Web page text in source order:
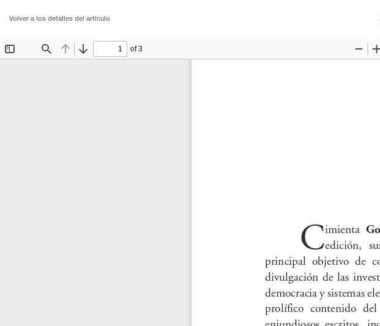
Volver a los detalles del artículo